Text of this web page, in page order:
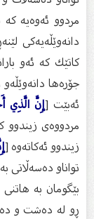
مردوو ئه‌وه‌یه‌
دانه‌وێڵه‌یه‌كی
كاتێك كه‌ ئه‌و
جۆره‌ها
ئه‌بێت [إِنَّ الَّذِي
مردووه‌ی زیندوو
زیندوو ئه‌كاته‌وه‌ [
تواناو ده‌سه‌ڵاتی
بێگومان بە
ڕو لە دەشت و